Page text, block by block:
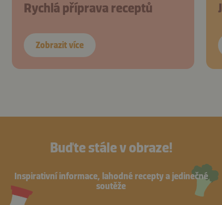
Rychlá příprava receptů
Zobrazit více
Buďte stále v obraze!
Inspirativní informace, lahodné recepty a jedinečné
soutěže